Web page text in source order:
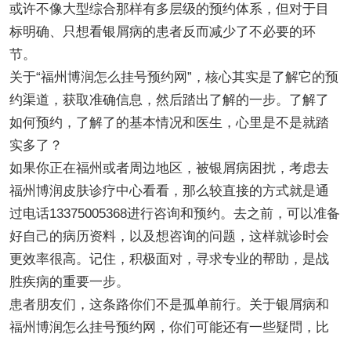
或许不像大型综合那样有多层级的预约体系，但对于目
标明确、只想看银屑病的患者反而减少了不必要的环
节。
关于“福州博润怎么挂号预约网”，核心其实是了解它的预
约渠道，获取准确信息，然后踏出了解的一步。了解了
如何预约，了解了的基本情况和医生，心里是不是就踏
实多了？
如果你正在福州或者周边地区，被银屑病困扰，考虑去
福州博润皮肤诊疗中心看看，那么较直接的方式就是通
过电话13375005368进行咨询和预约。去之前，可以准备
好自己的病历资料，以及想咨询的问题，这样就诊时会
更效率很高。记住，积极面对，寻求专业的帮助，是战
胜疾病的重要一步。
患者朋友们，这条路你们不是孤单前行。关于银屑病和
福州博润怎么挂号预约网，你们可能还有一些疑問，比